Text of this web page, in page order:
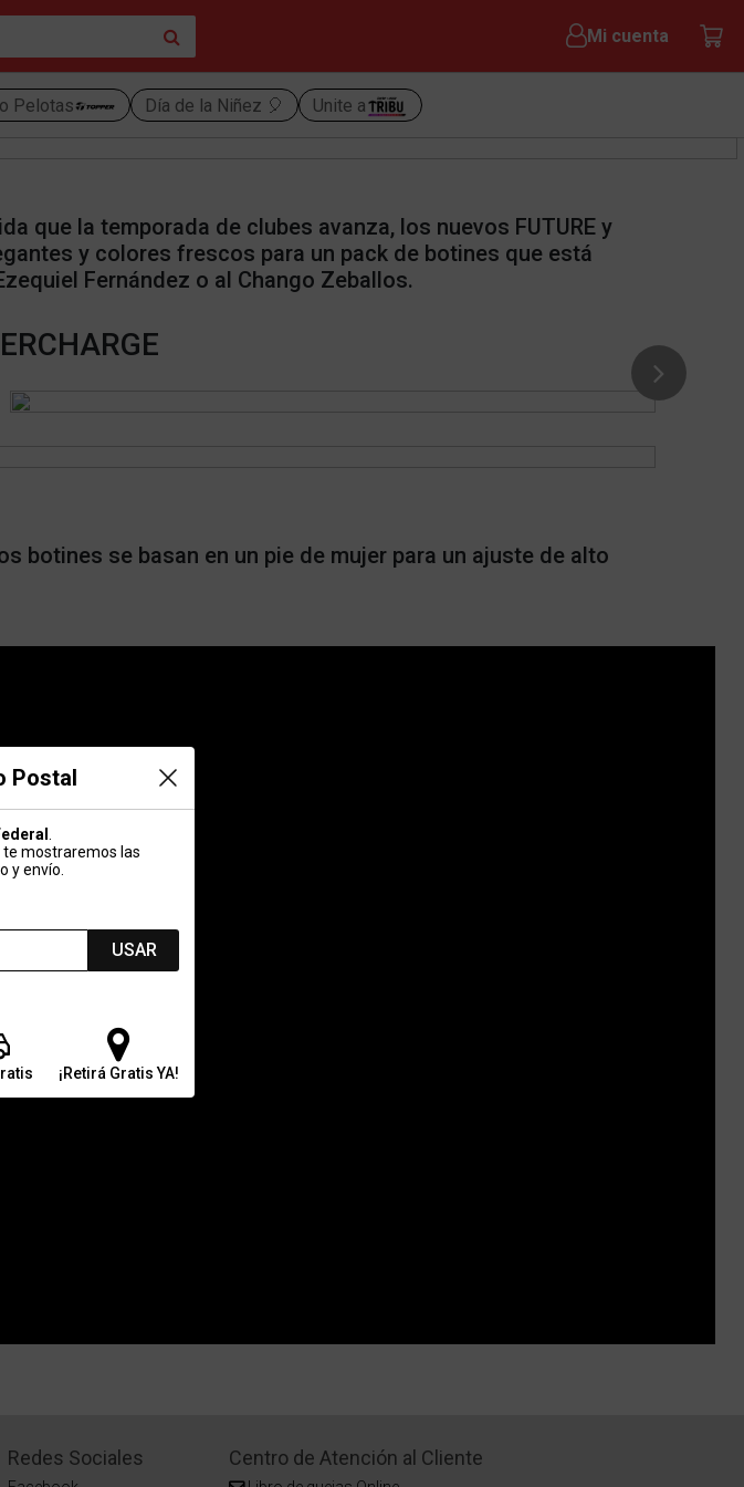
Mi cuenta
Pelotas Día de la Niñez 🎈 Unite a
Postal
te mostraremos las
y envío.
USAR
¡Retirá Gratis YA!
que la temporada de clubes avanza, los nuevos FUTURE y
y colores frescos para un pack de botines que está
Fernández o al Chango Zeballos.
Next
botines se basan en un pie de mujer para un ajuste de alto
Redes Sociales Centro de Atención al Cliente